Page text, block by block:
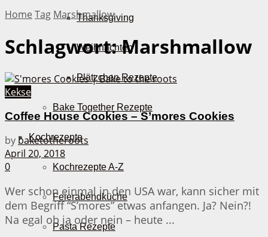
Thanksgiving
Weihnachten
Plätzchen Rezepte
Bake Together Rezepte
Kochrezepte
Kochrezepte A-Z
Feierabendküche
Pasta Rezepte
Home Tag Marshmallow
Schlagwort:Marshmallow
Kekse
Coffee House Cookies – S’mores Cookies
by baketotheroots
April 20, 2018
0
Wer schon einmal in den USA war, kann sicher mit
dem Begriff “S’mores” etwas anfangen. Ja? Nein?!
Na egal ob ja oder nein – heute ...